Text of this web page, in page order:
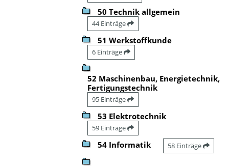
50 Technik allgemein
44 Einträge
51 Werkstoffkunde
6 Einträge
52 Maschinenbau, Energietechnik,
Fertigungstechnik
95 Einträge
53 Elektrotechnik
59 Einträge
54 Informatik 58 Einträge